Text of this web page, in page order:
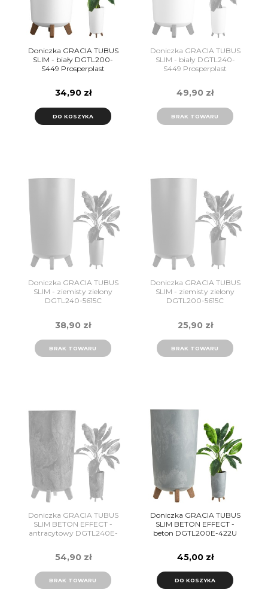
Doniczka GRACIA TUBUS
SLIM - biały DGTL200-
S449 Prosperplast
34,90 zł
DO KOSZYKA
Doniczka GRACIA TUBUS
SLIM - biały DGTL240-
S449 Prosperplast
49,90 zł
BRAK TOWARU
Doniczka GRACIA TUBUS
SLIM - ziemisty zielony
DGTL240-5615C
38,90 zł
BRAK TOWARU
Doniczka GRACIA TUBUS
SLIM - ziemisty zielony
DGTL200-5615C
25,90 zł
BRAK TOWARU
Doniczka GRACIA TUBUS
SLIM BETON EFFECT -
antracytowy DGTL240E-
54,90 zł
BRAK TOWARU
Doniczka GRACIA TUBUS
SLIM BETON EFFECT -
beton DGTL200E-422U
45,00 zł
DO KOSZYKA